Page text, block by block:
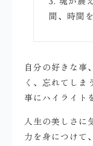
間、時間
自分の好きな事
く、忘れてしま
事にハイライト
人生の美しさに
力を身につけて